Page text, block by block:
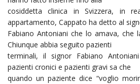
cosiddetta clinica in Svizzera, in
appartamento, Cappato ha detto al
Fabiano Antoniani che lo amava, che
Chiunque abbia seguito pazienti
terminali, il signor Fabiano
pazienti cronici e pazienti gravi sa che
quando un paziente dice “voglio